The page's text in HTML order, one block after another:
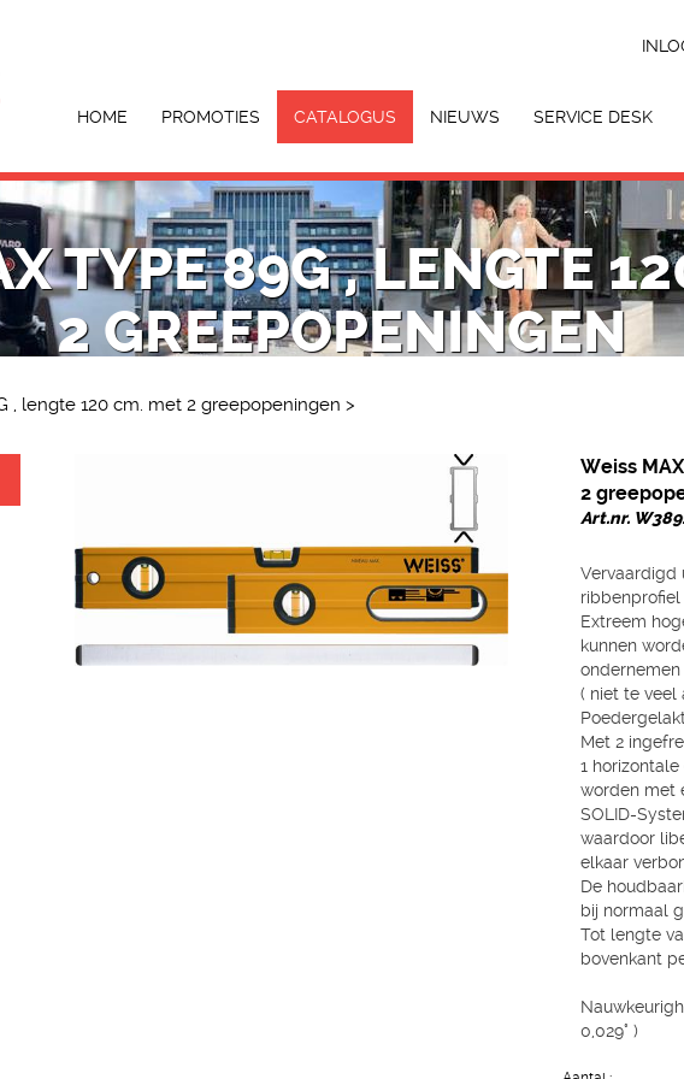
HOME PROMOTIES CATALOGUS NIEUWS SERVICE DESK
TYPE 89G , LENGTE
2 GREEPOPENINGEN
, lengte 120 cm. met 2 greepopeningen >
Weiss
2
Art.nr.
Vervaardigd
ribbenprofiel
Extreem
kunnen
ondernemen
( niet te veel
Met 2
1
worden met
SOLID-
waardoor
elkaar
De
bij normaal
Tot lengte
bovenkant
0,029° )